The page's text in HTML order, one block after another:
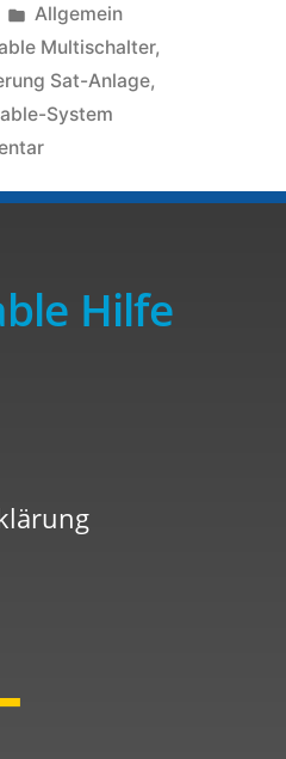
Allgemein
Multischalter,
Sat-Anlage,
System
Hilfe